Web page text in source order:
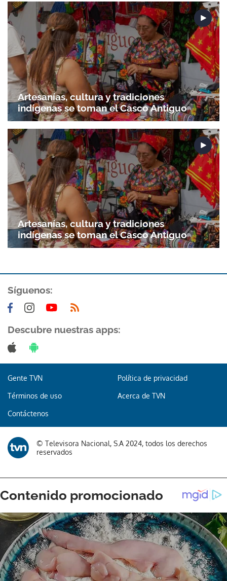
Gracias por suscribirte a nuestro boletín.
ACEPTAR
Artesanías, cultura y tradiciones
indígenas se toman el Casco Antiguo
Artesanías, cultura y tradiciones
indígenas se toman el Casco Antiguo
Síguenos:
Descubre nuestras apps:
Gente TVN Política de privacidad
Términos de uso Acerca de TVN
Contáctenos
© Televisora Nacional, S.A 2024, todos los derechos
reservados